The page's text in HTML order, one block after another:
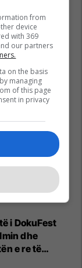
Reklamo këtu
i DokuFest
dhe
e re të
from
device
with 369
our partners
on the basis
managing
of this page
in privacy